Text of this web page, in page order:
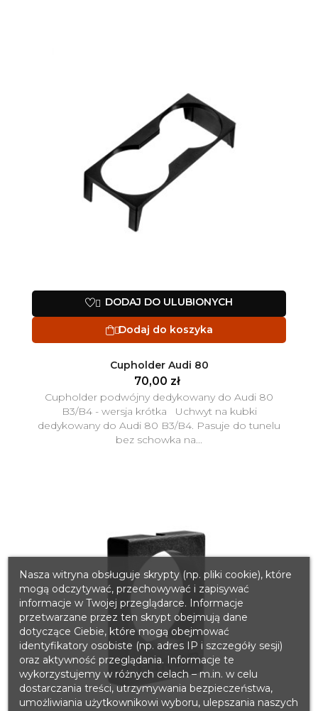
 DODAJ DO ULUBIONYCH
Dodaj do koszyka
Cupholder Audi 80
70,00 zł
Cupholder podwójny dedykowany do Audi 80
B3/B4 - wersja krótka Uchwyt na kubki
dedykowany do Audi 80 B3/B4. Pasuje do tunelu
bez schowka na...
Nasza witryna obsługuje skrypty (np. pliki cookie), które
mogą odczytywać, przechowywać i zapisywać
informacje w Twojej przeglądarce. Informacje
przetwarzane przez ten skrypt obejmują dane
dotyczące Ciebie, które mogą obejmować
identyfikatory osobiste (np. adres IP i szczegóły sesji)
oraz aktywność przeglądania. Informacje te
wykorzystujemy w różnych celach – m.in. w celu
dostarczania treści, utrzymywania bezpieczeństwa,
umożliwiania użytkownikowi wyboru, ulepszania naszych